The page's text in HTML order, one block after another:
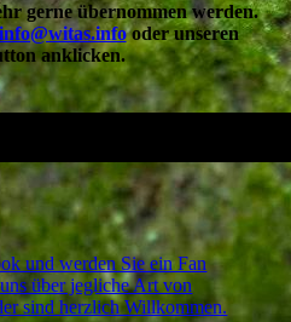
gerne übernommen werden.
oder unseren
anklicken.
und werden Sie ein Fan
über jegliche Art von
sind herzlich Willkommen.